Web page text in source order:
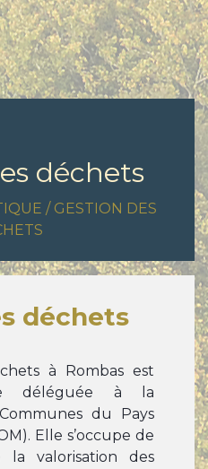
déchets
/ GESTION DES
déchets
à Rombas est
déléguée à la
du Pays
Elle s’occupe de
valorisation des